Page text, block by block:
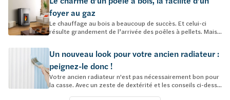
foyer au gaz
Le chauffage au bois a beaucoup de succès. Et celui-ci
résulte grandement de l’arrivée des poêles à pellets. Mais...
Un nouveau look pour votre ancien radiateur :
peignez-le donc !
Votre ancien radiateur n'est pas nécessairement bon pour
la casse. Avec un zeste de dextérité et les conseils ci-dess...